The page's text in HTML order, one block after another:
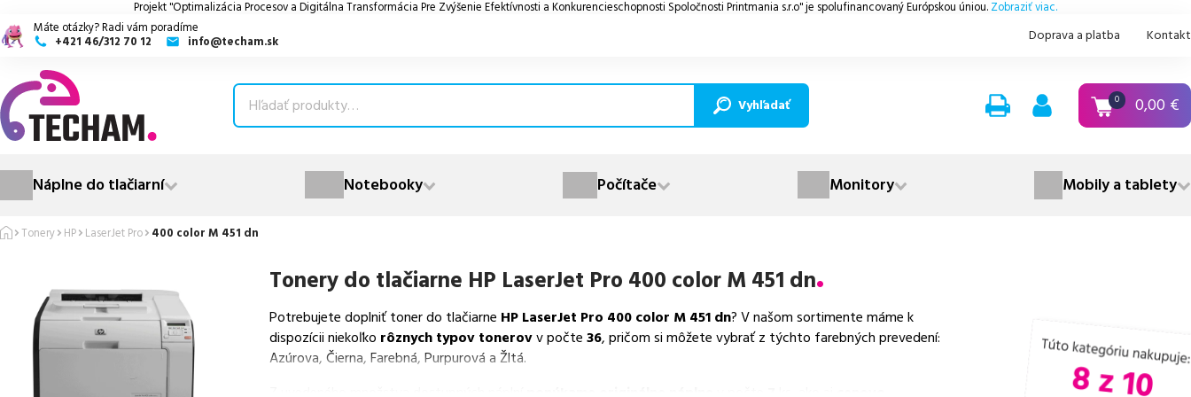
Projekt "Optimalizácia Procesov a Digitálna Transformácia Pre Zvýšenie Efektívnosti a Konkurencieschopnosti Spoločnosti Printmania s.r.o" je spolufinancovaný Európskou úniou. Zobraziť viac.
Máte otázky? Radi vám poradíme
+421 46/312 70 12
info@techam.sk Doprava a platba Kontakt
Vyhľadať 0 0,00 €
Náplne do tlačiarní Notebooky Počítače Monitory Mobily a tablety
Tonery HP LaserJet Pro 400 color M 451 dn
Tonery do tlačiarne HP LaserJet Pro 400 color M 451 dn
Potrebujete doplniť toner do tlačiarne HP LaserJet Pro 400 color M 451 dn? V našom sortimente máme k
dispozícii niekoľko rôznych typov tonerovv počte 36, pričom si môžete vybrať z týchto farebných prevedení:
Azúrova, Čierna, Farebná, Purpurová a Žltá.